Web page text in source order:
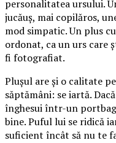
personalitatea ursului.
jucăuș, mai copilăros,
mod simpatic. Un plus
ordonat, ca un urs care
fi fotografiat.
Plușul are și o calitate
săptămâni: se iartă.
înghesui într-un
bine. Puful lui se ridică
suficient încât să nu te